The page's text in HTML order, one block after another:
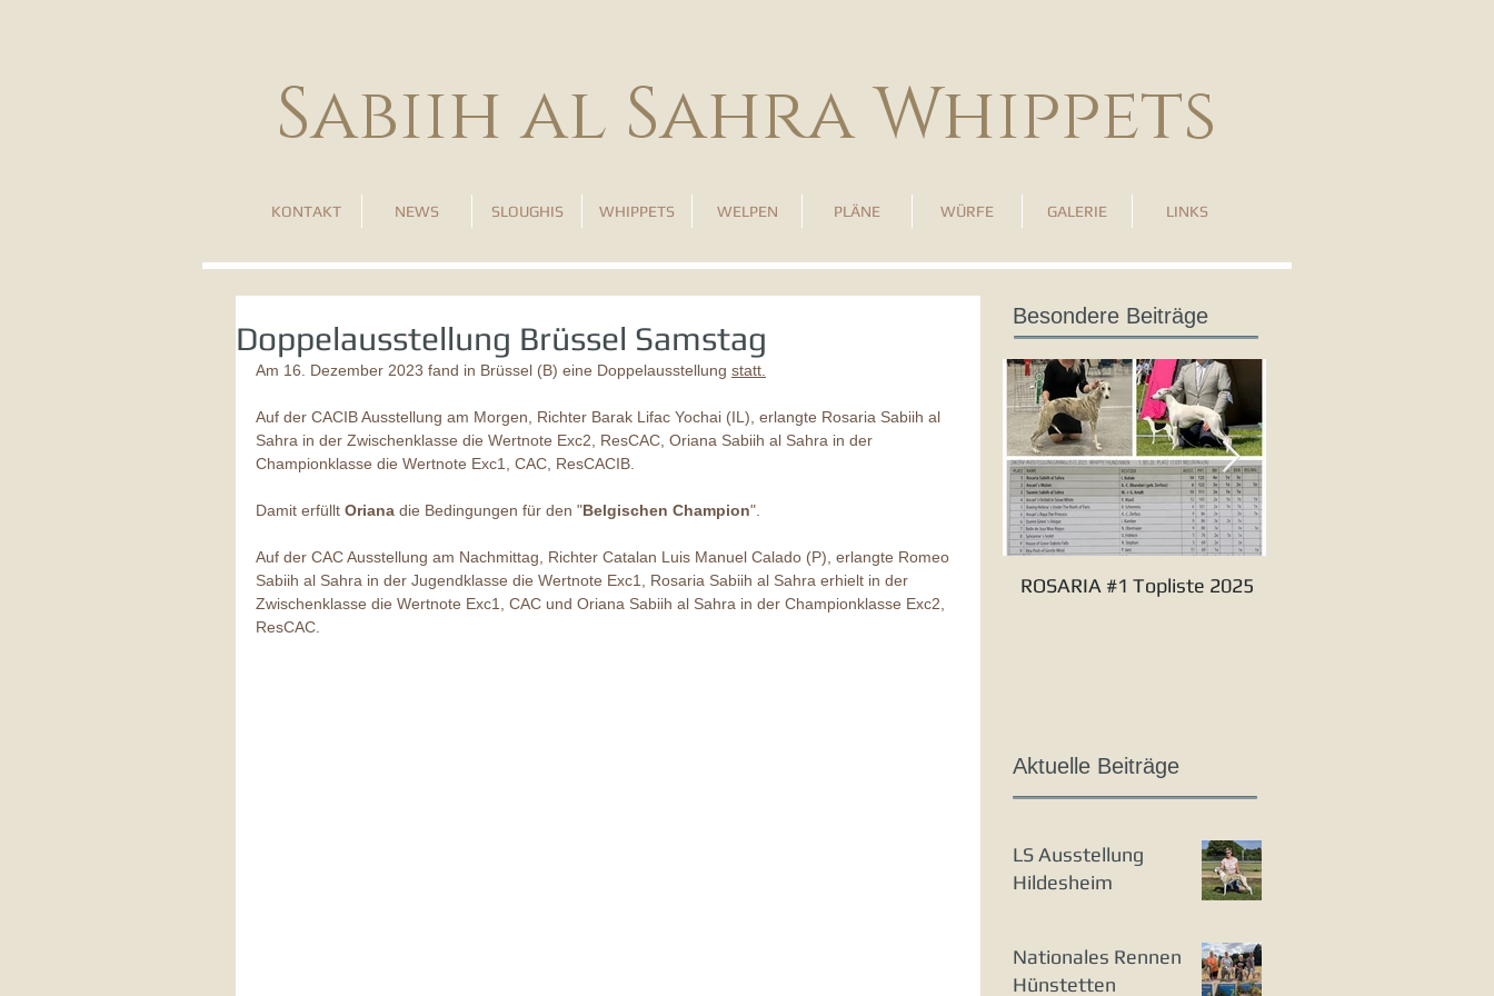
Sabiih al Sahra Whippets
KONTAKT NEWS SLOUGHIS WHIPPETS WELPEN PLÄNE WÜRFE GALERIE LINKS
Doppelausstellung Brüssel Samstag
Am 16. Dezember 2023 fand in Brüssel (B) eine Doppelausstellung statt.
Auf der CACIB Ausstellung am Morgen, Richter Barak Lifac Yochai (IL), erlangte Rosaria Sabiih al
Sahra in der Zwischenklasse die Wertnote Exc2, ResCAC, Oriana Sabiih al Sahra in der
Championklasse die Wertnote Exc1, CAC, ResCACIB.
Damit erfüllt Oriana die Bedingungen für den "Belgischen Champion".
Auf der CAC Ausstellung am Nachmittag, Richter Catalan Luis Manuel Calado (P), erlangte Romeo
Sabiih al Sahra in der Jugendklasse die Wertnote Exc1, Rosaria Sabiih al Sahra erhielt in der
Zwischenklasse die Wertnote Exc1, CAC und Oriana Sabiih al Sahra in der Championklasse Exc2,
ResCAC.
Besondere Beiträge
ROSARIA #1 Topliste 2025
Aktuelle Beiträge
LS Ausstellung
Hildesheim
Nationales Rennen
Hünstetten